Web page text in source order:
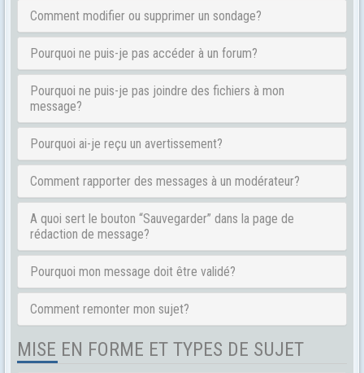
Comment modifier ou supprimer un sondage?
Pourquoi ne puis-je pas accéder à un forum?
Pourquoi ne puis-je pas joindre des fichiers à mon
message?
Pourquoi ai-je reçu un avertissement?
Comment rapporter des messages à un modérateur?
A quoi sert le bouton “Sauvegarder” dans la page de
rédaction de message?
Pourquoi mon message doit être validé?
Comment remonter mon sujet?
MISE EN FORME ET TYPES DE SUJET